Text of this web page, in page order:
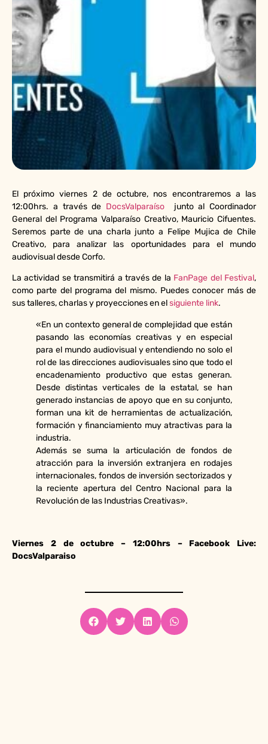
El próximo viernes 2 de octubre, nos encontraremos a las
12:00hrs. a través de DocsValparaíso junto al Coordinador
General del Programa Valparaíso Creativo, Mauricio Cifuentes.
Seremos parte de una charla junto a Felipe Mujica de Chile
Creativo, para analizar las oportunidades para el mundo
audiovisual desde Corfo.
La actividad se transmitirá a través de la FanPage del Festival,
como parte del programa del mismo. Puedes conocer más de
sus talleres, charlas y proyecciones en elsiguiente link.
«En un contexto general de complejidad que están
pasando las economías creativas y en especial
para el mundo audiovisual y entendiendo no solo el
rol de las direcciones audiovisuales sino que todo el
encadenamiento productivo que estas generan.
Desde distintas verticales de la estatal, se han
generado instancias de apoyo que en su conjunto,
forman una kit de herramientas de actualización,
formación y financiamiento muy atractivas para la
industria.
Además se suma la articulación de fondos de
atracción para la inversión extranjera en rodajes
internacionales, fondos de inversión sectorizados y
la reciente apertura del Centro Nacional para la
Revolución de las Industrias Creativas».
Viernes 2 de octubre – 12:00hrs – Facebook Live:
DocsValparaiso